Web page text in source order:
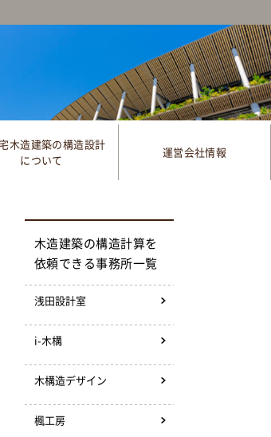
木造建築の構造設計
について
運営会社情報
木造建築の構造計算を
依頼できる事務所一覧
浅田設計室
i-木構
木構造デザイン
楓工房